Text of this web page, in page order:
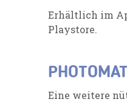
Erhältlich im
Playstore.
Eine weitere